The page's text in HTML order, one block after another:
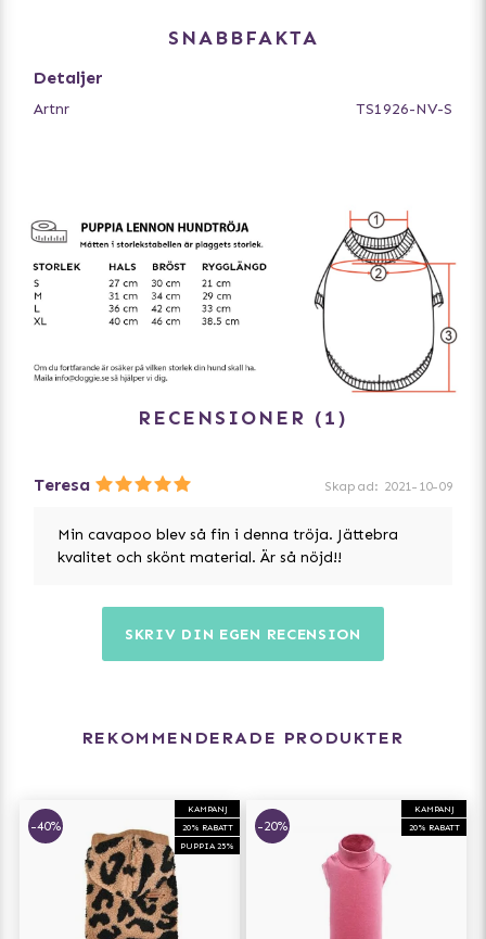
SNABBFAKTA
Detaljer
Artnr TS1926-NV-S
RECENSIONER 1
Teresa Skapad: 2021-10-09
Min cavapoo blev så fin i denna tröja. Jättebra
kvalitet och skönt material. Är så nöjd!!
SKRIV DIN EGEN RECENSION
REKOMMENDERADE PRODUKTER
KAMPANJ
20% RABATT
PUPPIA 25%
-40%
KAMPANJ
20% RABATT
-20%